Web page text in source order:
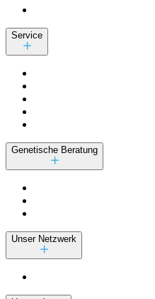
Service
Genetische Beratung
Unser Netzwerk